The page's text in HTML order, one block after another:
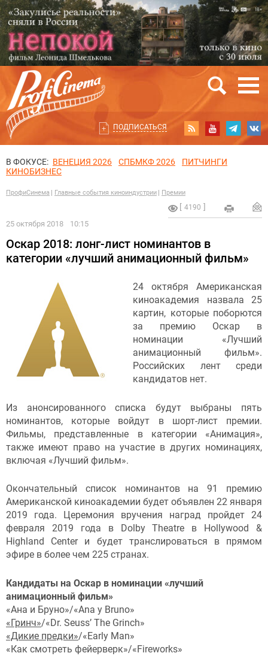
ПОДПИСАТЬСЯ
В ФОКУСЕ: ВЕНЕЦИЯ 2026 СПБМКФ 2026
ПИТЧИНГИ
КИНОБИЗНЕС
ПрофиСинема Главные события киноиндустрии Премии
4190
25 октября 2018 10:15
Оскар 2018: лонг-лист номинантов в
категории «лучший анимационный фильм»
24 октября Американская
киноакадемия назвала 25
картин, которые поборются
за премию Оскар в
номинации «Лучший
анимационный фильм».
Российских лент среди
кандидатов нет.
Из анонсированного списка будут выбраны пять
номинантов, которые войдут в шорт-лист премии.
Фильмы, представленные в категории «Анимация»,
также имеют право на участие в других номинациях,
включая «Лучший фильм».
Окончательный список номинантов на 91 премию
Американской киноакадемии будет объявлен 22 января
2019 года. Церемония вручения наград пройдет 24
февраля 2019 года в Dolby Theatre в Hollywood &
Highland Center и будет транслироваться в прямом
эфире в более чем 225 странах.
Кандидаты на Оскар в номинации «лучший
анимационный фильм»
«Ана и Бруно»/«Ana y Bruno»
«Гринч»/«Dr. Seuss’ The Grinch»
«Дикие предки»/«Early Man»
«Как смотреть фейерверк»/«Fireworks»